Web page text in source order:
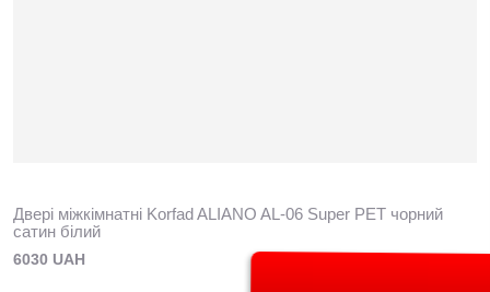
Двері міжкімнатні Korfad ALIANO AL-06 Super PET чорний
сатин білий
6030 UAH